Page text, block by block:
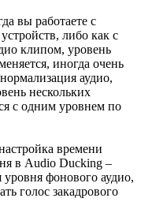
вы работаете с
либо как с
клипом, уровень
иногда очень
аудио,
нескольких
с одним уровнем по
времени
в Audio Ducking –
фонового аудио,
голос закадрового